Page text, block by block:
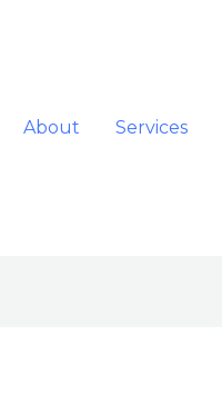
About Services